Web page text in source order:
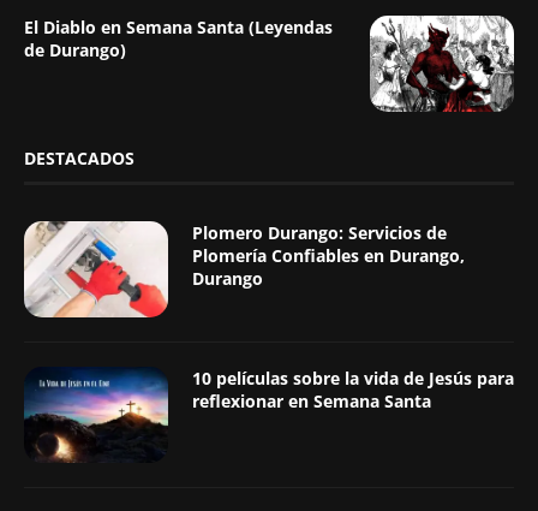
El Diablo en Semana Santa (Leyendas
de Durango)
DESTACADOS
Plomero Durango: Servicios de
Plomería Confiables en Durango,
Durango
10 películas sobre la vida de Jesús para
reflexionar en Semana Santa